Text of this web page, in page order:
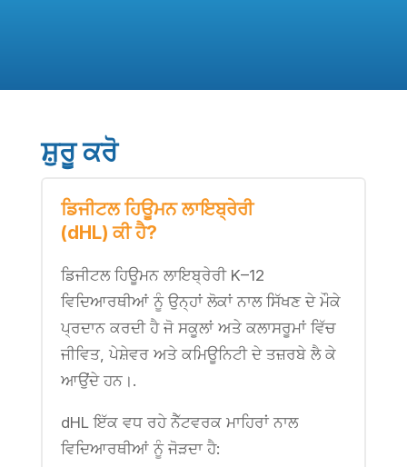
ਸ਼ੁਰੂ ਕਰੋ
ਡਿਜੀਟਲ ਹਿਊਮਨ ਲਾਇਬ੍ਰੇਰੀ
(dHL) ਕੀ ਹੈ?
ਡਿਜੀਟਲ ਹਿਊਮਨ ਲਾਇਬ੍ਰੇਰੀ K–12
ਵਿਦਿਆਰਥੀਆਂ ਨੂੰ ਉਨ੍ਹਾਂ ਲੋਕਾਂ ਨਾਲ ਸਿੱਖਣ ਦੇ ਮੌਕੇ
ਪ੍ਰਦਾਨ ਕਰਦੀ ਹੈ ਜੋ ਸਕੂਲਾਂ ਅਤੇ ਕਲਾਸਰੂਮਾਂ ਵਿੱਚ
ਜੀਵਿਤ, ਪੇਸ਼ੇਵਰ ਅਤੇ ਕਮਿਊਨਿਟੀ ਦੇ ਤਜ਼ਰਬੇ ਲੈ ਕੇ
ਆਉਂਦੇ ਹਨ।.
dHL ਇੱਕ ਵਧ ਰਹੇ ਨੈੱਟਵਰਕ ਮਾਹਿਰਾਂ ਨਾਲ
ਵਿਦਿਆਰਥੀਆਂ ਨੂੰ ਜੋੜਦਾ ਹੈ: